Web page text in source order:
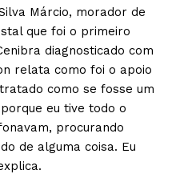
Márcio, morador de
que foi o primeiro
diagnosticado com
relata como foi o apoio
como se fosse um
eu tive todo o
procurando
de alguma coisa. Eu